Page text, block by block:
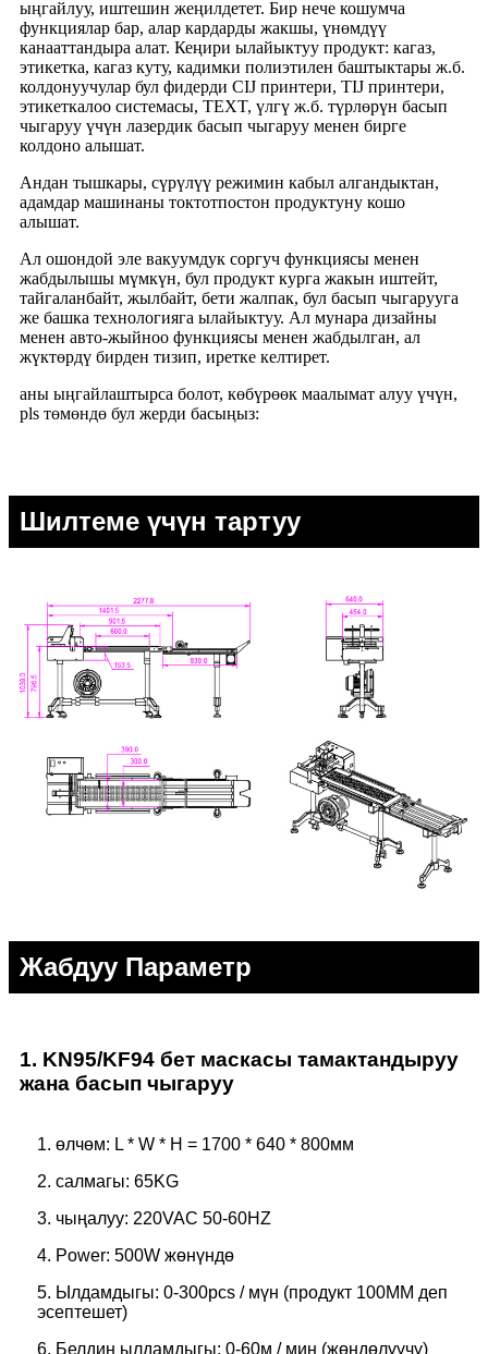
ыңгайлуу, иштешин жеңилдетет. Бир нече кошумча
функциялар бар, алар кардарды жакшы, үнөмдүү
канааттандыра алат. Кеңири ылайыктуу продукт: кагаз,
этикетка, кагаз куту, кадимки полиэтилен баштыктары ж.б.
колдонуучулар бул фидерди CIJ принтери, TIJ принтери,
этикеткалоо системасы, TEXT, үлгү ж.б. түрлөрүн басып
чыгаруу үчүн лазердик басып чыгаруу менен бирге
колдоно алышат.
Андан тышкары, сүрүлүү режимин кабыл алгандыктан,
адамдар машинаны токтотпостон продуктуну кошо
алышат.
Ал ошондой эле вакуумдук соргуч функциясы менен
жабдылышы мүмкүн, бул продукт курга жакын иштейт,
тайгаланбайт, жылбайт, бети жалпак, бул басып чыгарууга
же башка технологияга ылайыктуу. Ал мунара дизайны
менен авто-жыйноо функциясы менен жабдылган, ал
жүктөрдү бирден тизип, иретке келтирет.
аны ыңгайлаштырса болот, көбүрөөк маалымат алуу үчүн,
pls төмөндө бул жерди басыңыз:
Шилтеме үчүн тартуу
Жабдуу Параметр
1. KN95/KF94 бет маскасы тамактандыруу
жана басып чыгаруу
1. өлчөм: L * W * H = 1700 * 640 * 800мм
2. салмагы: 65KG
3. чыңалуу: 220VAC 50-60HZ
4. Power: 500W жөнүндө
5. Ылдамдыгы: 0-300pcs / мүн (продукт 100MM деп
эсептешет)
6. Белдин ылдамдыгы: 0-60м / мин (жөндөлүүчү)